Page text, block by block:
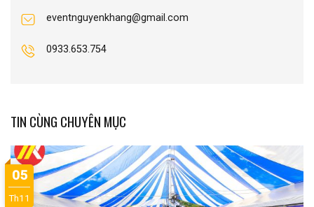
eventnguyenkhang@gmail.com
0933.653.754
TIN CÙNG CHUYÊN MỤC
05
Th11